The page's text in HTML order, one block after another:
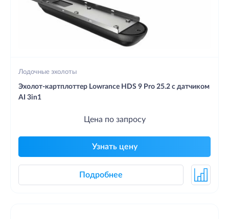
Лодочные эхолоты
Эxолoт-кapтплoттeр Lowrance HDS 9 Pro 25.2 с датчиком
AI 3in1
Цена по запросу
Узнать цену
Подробнее